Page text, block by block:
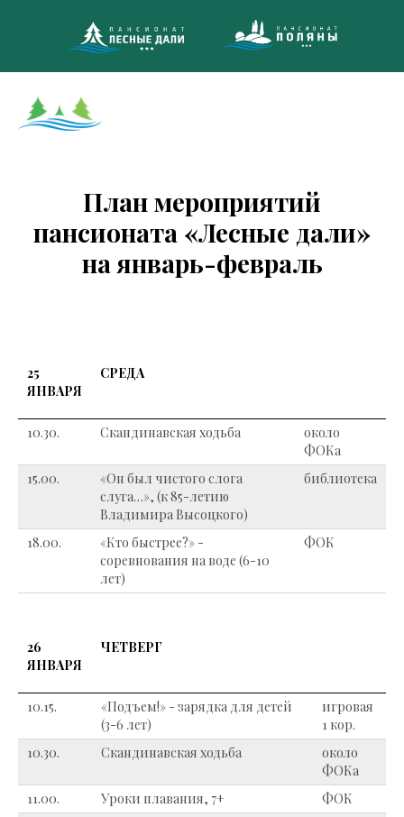
План мероприятий
пансионата «Лесные дали»
на январь-февраль
25
ЯНВАРЯ
СРЕДА
10.30. Скандинавская ходьба
около
ФОКа
15.00.
«Он был чистого слога
слуга…», (к 85-летию
Владимира Высоцкого)
библиотека
18.00.
«Кто быстрее?» -
соревнования на воде (6-10
лет)
ФОК
26
ЯНВАРЯ
ЧЕТВЕРГ
10.15.
«Подъем!» - зарядка для детей
(3-6 лет)
игровая
1 кор.
10.30.
Скандинавская ходьба
около
ФОКа
11.00.
Уроки плавания, 7+
ФОК